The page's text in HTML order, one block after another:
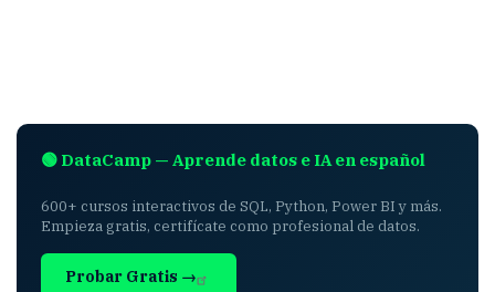
🟢 DataCamp — Aprende datos e IA en español
600+ cursos interactivos de SQL, Python, Power BI y más.
Empieza gratis, certifícate como profesional de datos.
Probar Gratis →